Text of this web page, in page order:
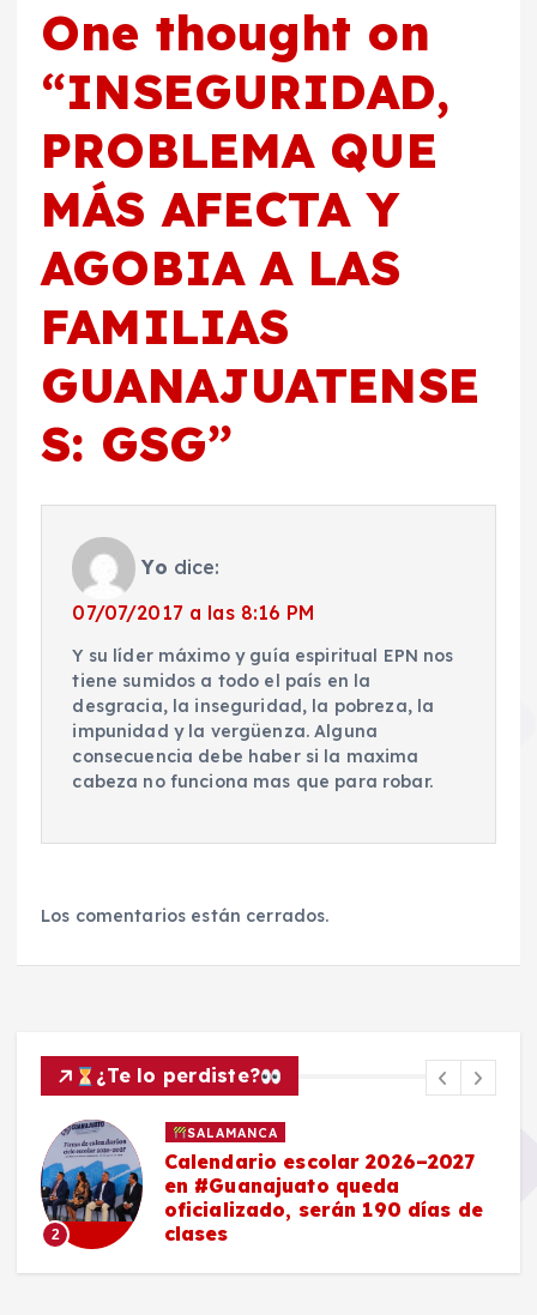
One thought on
“INSEGURIDAD,
PROBLEMA QUE
MÁS AFECTA Y
AGOBIA A LAS
FAMILIAS
GUANAJUATENSE
S: GSG”
Yo dice:
07/07/2017 a las 8:16 PM
Y su líder máximo y guía espiritual EPN nos
tiene sumidos a todo el país en la
desgracia, la inseguridad, la pobreza, la
impunidad y la vergüenza. Alguna
consecuencia debe haber si la maxima
cabeza no funciona mas que para robar.
Los comentarios están cerrados.
¿Te lo perdiste?
2
SALAMANCA
Calendario escolar 2026–2027
en #Guanajuato queda
oficializado, serán 190 días de
clases